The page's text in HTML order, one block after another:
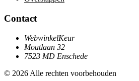
Contact
WebwinkelKeur
Moutlaan 32
7523 MD Enschede
© 2026 Alle rechten voorbehouden